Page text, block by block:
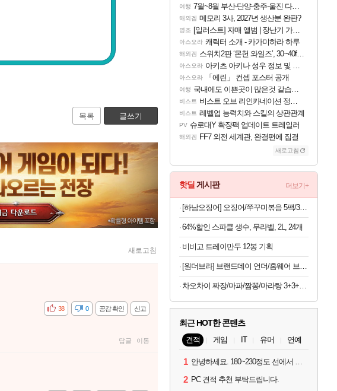
목록 글쓰기
새로고침
신고
공감 확인
비공감 0
38
답글 이동
여행 7월~8월 부산-단양-충주-울진 다녀왔어요~
해외겜 메모리 3사, 2027년 생산분 완판?
명조 [일러스트] 자매 앨범 | 장난기 가득한 오후의 공원 (리메이크판)
아스오라 캐릭터 소개 - 카가미하라 하루
해외겜 스위치2판 ‘몬헌 와일즈’, 30~40fps 목표 추정
아스오라 아키츠 아키나 성우 정보 및 주요 필모
아스오라 「에린」 컨셉 포스터 공개
여행 국내에도 이쁜곳이 많은것 같습니다
비스트 비스트 오브 리인카네이션 정보/공략글 모음
비스트 레벨업 능력치와 스킬의 상관관계
PV 슈로대Y 확장팩 업데이트 트레일러
해외겜 FF7 외전 세계관, 완결편에 집결
새로고침
핫딜 게시판 더보기+
[하남오징어] 오징어/쭈꾸미볶음 5팩/3팩 (보통맛/매운맛)(딜)
64%할인 스파클 생수, 무라벨, 2L, 24개
비비고 트레이만두 12봉 기획
[원더브라] 브랜드데이 언더/홈웨어 브라탑/브라/팬티 상반기결산
차오차이 짜장/마파/짬뽕/마라탕 3+3+3 골라담기(+2개 증정)
최근 HOT한 콘텐츠
견적 게임 IT 유머 연예
1 안녕하세요. 180~230정도 선에서 잡고싶습니다.
2 PC 견적 추천 부탁드립니다.